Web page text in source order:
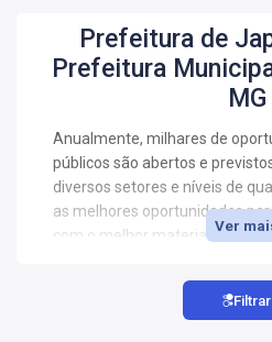
Prefeitura de
Prefeitura
MG
Anualmente, milhares de
públicos são abertos e
diversos setores e níveis de
as melhores oportunidades
com o melhor material.
Ver
Filtrar